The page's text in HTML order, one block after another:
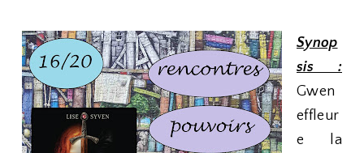
Synop
sis :
Gwen
effleur
e la